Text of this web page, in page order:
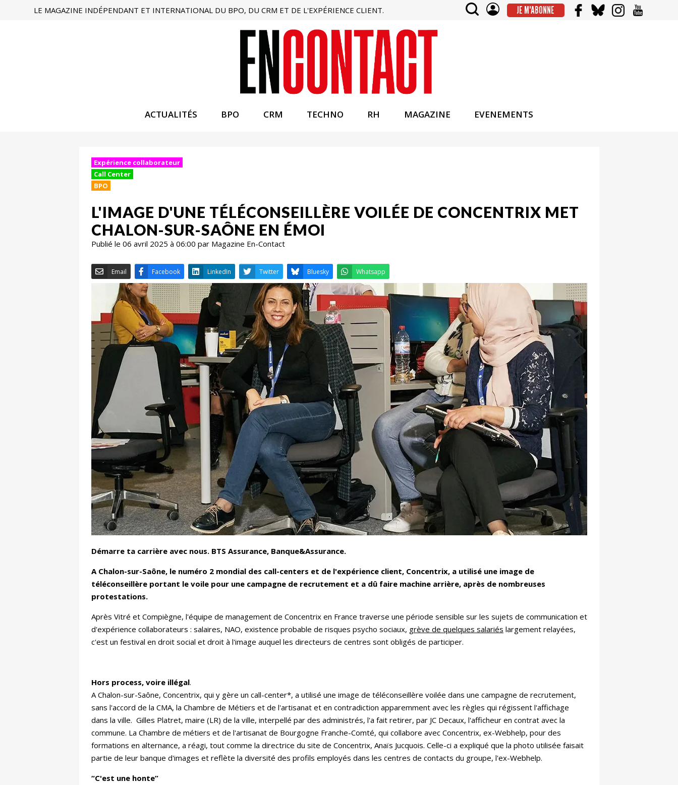
LE MAGAZINE INDÉPENDANT ET INTERNATIONAL DU BPO, DU CRM ET DE L'EXPÉRIENCE CLIENT. JE M'ABONNE
ACTUALITÉS BPO CRM TECHNO RH MAGAZINE EVENEMENTS
Expérience collaborateur
Call Center
BPO
L'IMAGE D'UNE TÉLÉCONSEILLÈRE VOILÉE DE CONCENTRIX MET
CHALON-SUR-SAÔNE EN ÉMOI
Publié le 06 avril 2025 à 06:00 par Magazine En-Contact
Email Facebook LinkedIn Twitter Bluesky Whatsapp
Démarre ta carrière avec nous. BTS Assurance, Banque&Assurance.
A Chalon-sur-Saône, le numéro 2 mondial des call-centers et de l'expérience client, Concentrix, a utilisé une image de
téléconseillère portant le voile pour une campagne de recrutement et a dû faire machine arrière, après de nombreuses
protestations.
Après Vitré et Compiègne, l'équipe de management de Concentrix en France traverse une période sensible sur les sujets de communication et
d'expérience collaborateurs : salaires, NAO, existence probable de risques psycho sociaux, grève de quelques salariés largement relayées,
c'est un festival en droit social et droit à l'image auquel les directeurs de centres sont obligés de participer.
Hors process, voire illégal.
A Chalon-sur-Saône, Concentrix, qui y gère un call-center*, a utilisé une image de téléconseillère voilée dans une campagne de recrutement,
sans l'accord de la CMA, la Chambre de Métiers et de l'artisanat et en contradiction apparemment avec les règles qui régissent l'affichage
dans la ville. Gilles Platret, maire (LR) de la ville, interpellé par des administrés, l'a fait retirer, par JC Decaux, l'afficheur en contrat avec la
commune. La Chambre de métiers et de l'artisanat de Bourgogne Franche-Comté, qui collabore avec Concentrix, ex-Webhelp, pour des
formations en alternance, a réagi, tout comme la directrice du site de Concentrix, Anaïs Jucquois. Celle-ci a expliqué que la photo utilisée faisait
partie de leur banque d'images et reflète la diversité des profils employés dans les centres de contacts du groupe, l'ex-Webhelp.
“C'est une honte”